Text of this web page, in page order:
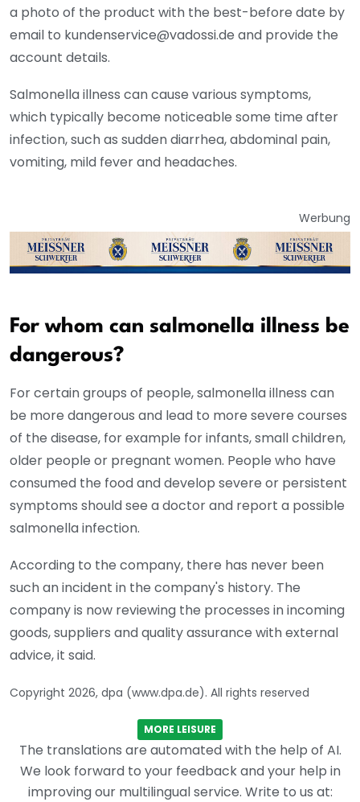
a photo of the product with the best-before date by
email to kundenservice@vadossi.de and provide the
account details.
Salmonella illness can cause various symptoms,
which typically become noticeable some time after
infection, such as sudden diarrhea, abdominal pain,
vomiting, mild fever and headaches.
Werbung
For whom can salmonella illness be
dangerous?
For certain groups of people, salmonella illness can
be more dangerous and lead to more severe courses
of the disease, for example for infants, small children,
older people or pregnant women. People who have
consumed the food and develop severe or persistent
symptoms should see a doctor and report a possible
salmonella infection.
According to the company, there has never been
such an incident in the company's history. The
company is now reviewing the processes in incoming
goods, suppliers and quality assurance with external
advice, it said.
Copyright 2026, dpa (www.dpa.de). All rights reserved
MORE LEISURE
The translations are automated with the help of AI.
We look forward to your feedback and your help in
improving our multilingual service. Write to us at: